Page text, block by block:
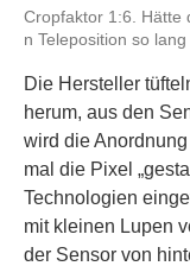
Cropfaktor 1:6. Hätte
n Teleposition so
Die Hersteller
herum, aus den
wird die
mal die Pixel
Technologien
mit kleinen Lupen
der Sensor von